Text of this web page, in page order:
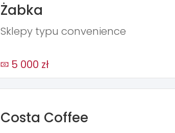
Żabka
Sklepy typu convenience
5 000 zł
Costa Coffee